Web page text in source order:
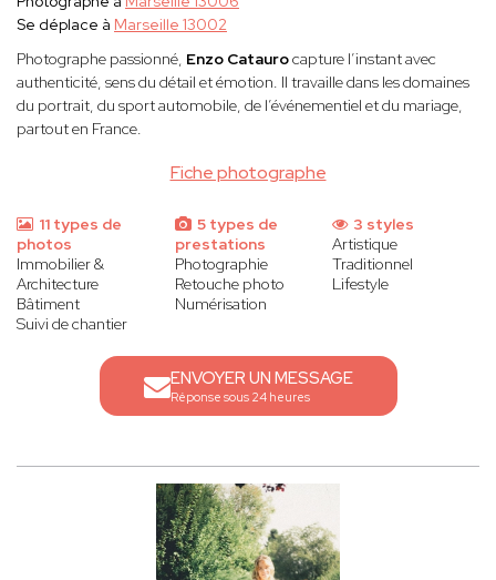
Fiche photographe
Se déplace à Marseille 13002
Photographe passionné, Enzo Cataurocapture l’instant avec
authenticité, sens du détail et émotion. Il travaille dans les domaines
du portrait, du sport automobile, de l’événementiel et du mariage,
partout en France.
11 types de
photos
Immobilier &
Architecture
Bâtiment
Suivi de chantier
5 types de
prestations
Photographie
Retouche photo
Numérisation
3 styles
Artistique
Traditionnel
Lifestyle
ENVOYER UN MESSAGE
Réponse sous 24 heures